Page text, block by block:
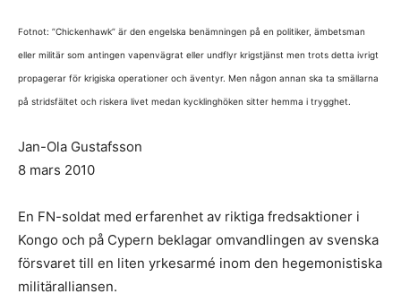
Fotnot: ”Chickenhawk” är den engelska benämningen på en politiker, ämbetsman
eller militär som antingen vapenvägrat eller undflyr krigstjänst men trots detta ivrigt
propagerar för krigiska operationer och äventyr. Men någon annan ska ta smällarna
på stridsfältet och riskera livet medan kycklinghöken sitter hemma i trygghet.
Jan-Ola Gustafsson
8 mars 2010
En FN-soldat med erfarenhet av riktiga fredsaktioner i
Kongo och på Cypern beklagar omvandlingen av svenska
försvaret till en liten yrkesarmé inom den hegemonistiska
militäralliansen.